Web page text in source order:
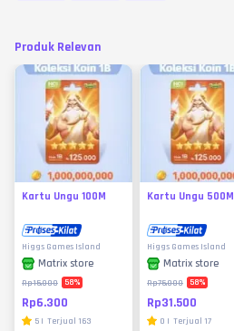
Produk Relevan
Kartu Ungu 100M
Higgs Games Island
Matrix store
Rp15.000 58%
Rp6.300
5 | Terjual 163
Kartu Ungu 500M
Higgs Games Island
Matrix store
Rp75.000 58%
Rp31.500
0 | Terjual 17